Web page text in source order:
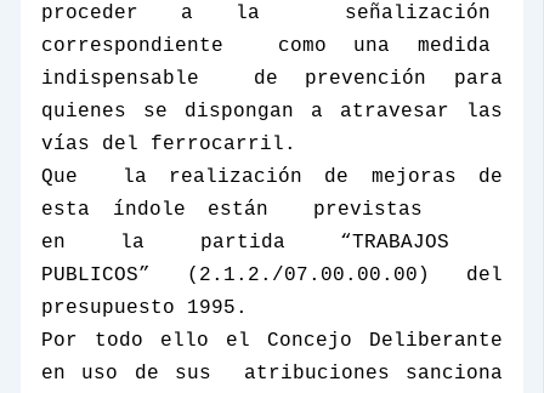
proceder a la
señalización
correspondiente
como una medida
indispensable
de prevención para
quienes se dispongan a atravesar las
vías del ferrocarril.
Que
la realización de mejoras de
esta índole están
previstas
en
la partida
“TRABAJOS
PUBLICOS” (2.1.2./07.00.00.00) del
presupuesto 1995.
Por todo ello el Concejo Deliberante
en uso de sus
atribuciones sanciona